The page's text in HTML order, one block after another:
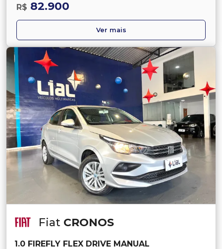
R$ 82.900
Ver mais
Fiat CRONOS
1.0 FIREFLY FLEX DRIVE MANUAL